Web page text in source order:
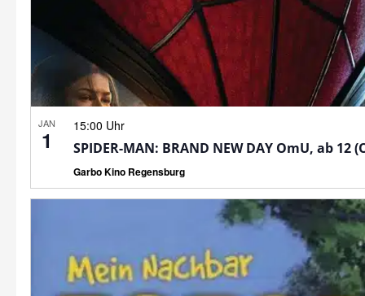
JAN
1
15:00 Uhr
SPIDER-MAN: BRAND NEW DAY OmU, ab 12
Garbo Kino Regensburg